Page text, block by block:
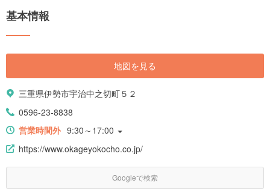
訪れたい人気の観光スポットや旅の見どころ、ご当地グルメ、アクセス情
基本情報
地図を見る
三重県伊勢市宇治中之切町５２
0596-23-8838
営業時間外 9:30～17:00
https://www.okageyokocho.co.jp/
Googleで検索